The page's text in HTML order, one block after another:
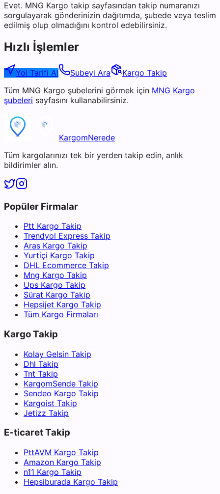
Evet. MNG Kargo takip sayfasından takip numaranızı
sorgulayarak gönderinizin dağıtımda, şubede veya teslim
edilmiş olup olmadığını kontrol edebilirsiniz.
Hızlı İşlemler
Yol Tarifi Al Şubeyi Ara
Kargo Takip
Tüm MNG Kargo şubelerini görmek için MNG Kargo
şubeleri sayfasını kullanabilirsiniz.
KargomNerede
Tüm kargolarınızı tek bir yerden takip edin, anlık
bildirimler alın.
Popüler Firmalar
Ptt Kargo Takip
Trendyol Express Takip
Aras Kargo Takip
Yurtiçi Kargo Takip
DHL Ecommerce Takip
Mng Kargo Takip
Ups Kargo Takip
Sürat Kargo Takip
Hepsijet Kargo Takip
Tüm Kargo Firmaları
Kargo Takip
Kolay Gelsin Takip
Dhl Takip
Tnt Takip
KargomSende Takip
Sendeo Kargo Takip
Kargoist Takip
Jetizz Takip
E-ticaret Takip
PttAVM Kargo Takip
Amazon Kargo Takip
n11 Kargo Takip
Hepsiburada Kargo Takip